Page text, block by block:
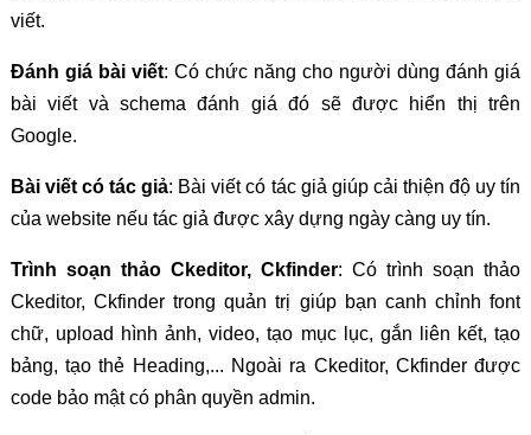
viết.
Đánh giá bài viết: Có chức năng cho người dùng đánh giá
bài viết và schema đánh giá đó sẽ được hiển thị trên
Google.
Bài viết có tác giả: Bài viết có tác giả giúp cải thiện độ uy tín
của website nếu tác giả được xây dựng ngày càng uy tín.
Trình soạn thảo Ckeditor, Ckfinder: Có trình soạn thảo
Ckeditor, Ckfinder trong quản trị giúp bạn canh chỉnh font
chữ, upload hình ảnh, video, tạo mục lục, gắn liên kết, tạo
bảng, tạo thẻ Heading,... Ngoài ra Ckeditor, Ckfinder được
code bảo mật có phân quyền admin.